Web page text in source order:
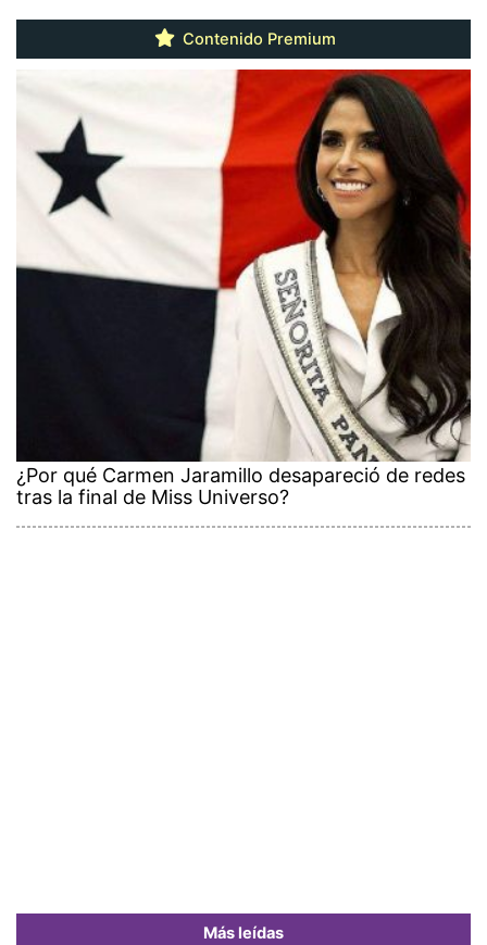
Contenido Premium
¿Por qué Carmen Jaramillo desapareció de redes
tras la final de Miss Universo?
Más leídas